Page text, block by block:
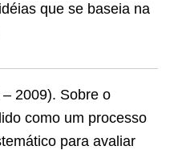
que se baseia na
2009). Sobre o
como um processo
para avaliar